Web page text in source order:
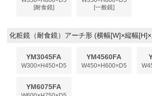
[耐食鏡]
[一般鏡]
化粧鏡（耐食鏡）アーチ形 (横幅[W]×縦幅
YM3045FA
W300×H450×D5
YM4560FA
W450×H600×D5
YM6075FA